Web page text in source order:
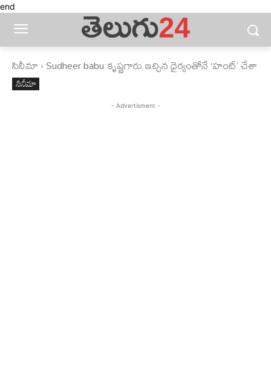
end
సినీమా Sudheer babu:కృష్ణగారు ఇచ్చిన ధైర్యంతోనే ‘హంట్’ చేశా
సినీమా
- Advertisment -